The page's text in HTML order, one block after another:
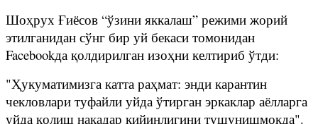
Шоҳрух Ғиёсов “ўзини яккалаш” режими жорий
этилганидан сўнг бир уй бекаси томонидан
Facebookда қолдирилган изоҳни келтириб ўтди:
"Ҳукуматимизга катта раҳмат: энди карантин
чекловлари туфайли уйда ўтирган эркаклар аёлларга
уйда қолиш нақадар қийинлигини тушунишмоқда".